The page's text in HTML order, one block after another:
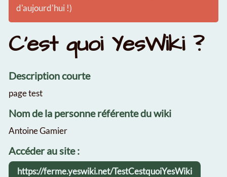
d'aujourd'hui !)
C'est quoi YesWiki ?
Description courte
page test
Nom de la personne référente du wiki
Antoine Gamier
Accéder au site :
https://ferme.yeswiki.net/TestCestquoiYesWiki